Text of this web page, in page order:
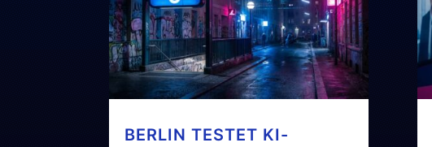
BERLIN TESTET KI-